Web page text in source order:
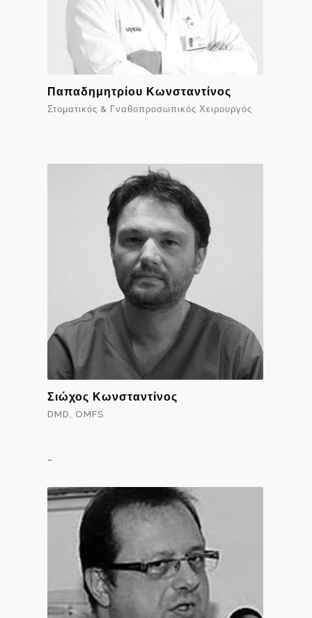
Παπαδημητρίου Κωνσταντίνος
Στοματικός & Γναθοπροσωπικός Χειρουργός
Σιώχος Κωνσταντίνος
DMD, OMFS
…